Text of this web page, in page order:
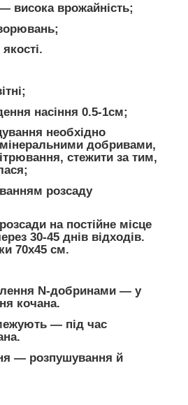
висока врожайність;
насіння 0.5-1см;
необхідно
добривами,
стежити за тим,
розсаду
на постійне місце
30-45 днів відходів.
70x45 см.
N-добринами — у
кочана.
— під час
— розпушування й